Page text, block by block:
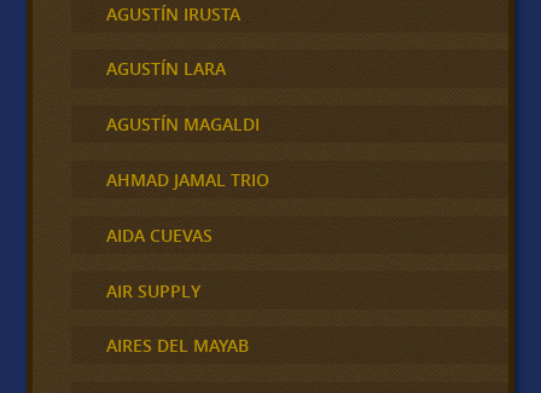
AGUSTÍN IRUSTA
AGUSTÍN LARA
AGUSTÍN MAGALDI
AHMAD JAMAL TRIO
AIDA CUEVAS
AIR SUPPLY
AIRES DEL MAYAB